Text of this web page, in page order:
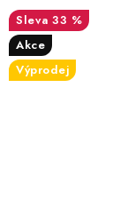
33 %
Akce
Výprodej